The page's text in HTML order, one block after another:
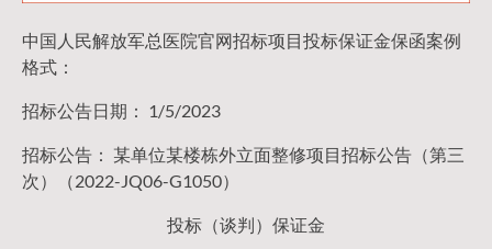
中国人民解放军总医院官网招标项目投标保证金保函案例
格式：
招标公告日期： 1/5/2023
招标公告： 某单位某楼栋外立面整修项目招标公告（第三
次）（2022-JQ06-G1050）
投标（谈判）保证金